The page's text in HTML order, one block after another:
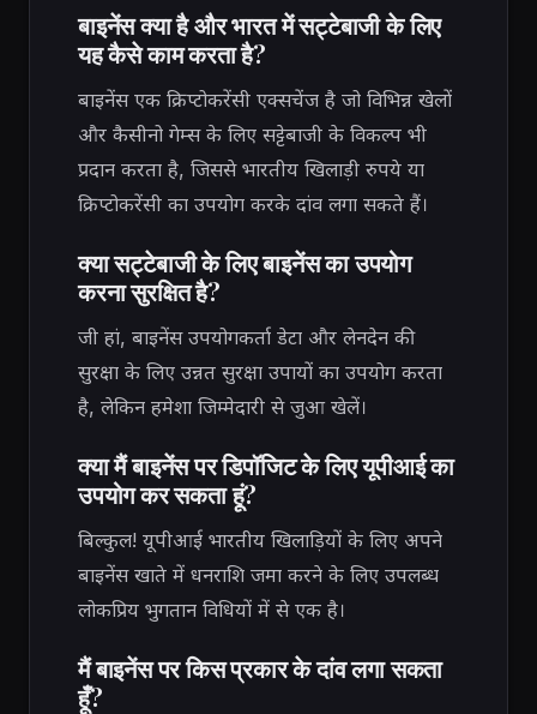
बाइनेंस क्या है और भारत में सट्टेबाजी के लिए
यह कैसे काम करता है?
बाइनेंस एक क्रिप्टोकरेंसी एक्सचेंज है जो विभिन्न खेलों
और कैसीनो गेम्स के लिए सट्टेबाजी के विकल्प भी
प्रदान करता है, जिससे भारतीय खिलाड़ी रुपये या
क्रिप्टोकरेंसी का उपयोग करके दांव लगा सकते हैं।
क्या सट्टेबाजी के लिए बाइनेंस का उपयोग
करना सुरक्षित है?
जी हां, बाइनेंस उपयोगकर्ता डेटा और लेनदेन की
सुरक्षा के लिए उन्नत सुरक्षा उपायों का उपयोग करता
है, लेकिन हमेशा जिम्मेदारी से जुआ खेलें।
क्या मैं बाइनेंस पर डिपॉजिट के लिए यूपीआई का
उपयोग कर सकता हूं?
बिल्कुल! यूपीआई भारतीय खिलाड़ियों के लिए अपने
बाइनेंस खाते में धनराशि जमा करने के लिए उपलब्ध
लोकप्रिय भुगतान विधियों में से एक है।
मैं बाइनेंस पर किस प्रकार के दांव लगा सकता
हूँ?